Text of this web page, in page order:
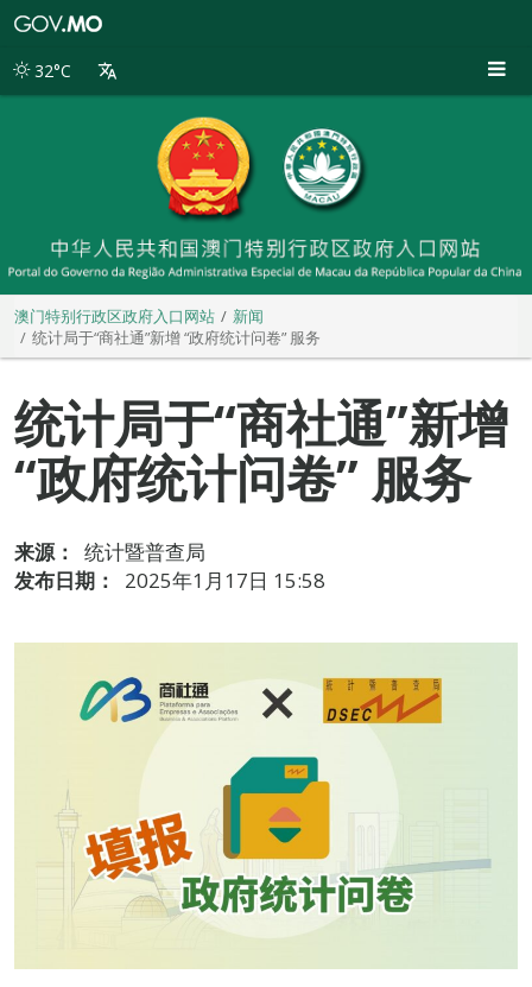
别
32°C
澳门特别行政区政府入口网站
新闻
统计局于“商社通”新增 “政府统计问卷” 服务
统计局于“商社通”新增
“政府统计问卷” 服务
来源：
统计暨普查局
发布日期：
2025年1月17日 15:58